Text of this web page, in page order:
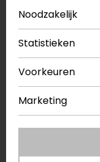
Duim- en
Touchscreen-
Reflecterende
visco-
CE II EN
Heb je meer
Neem dan
Noodzakelijk
Statistieken
Voorkeuren
Marketing